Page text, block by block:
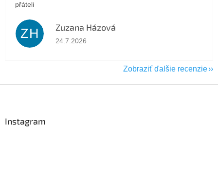
přáteli
ZH Zuzana Házová
Hodnotenie obchodu je 5 z 5 hviezdičiek.
24.7.2026
Zobraziť ďalšie recenzie
Instagram